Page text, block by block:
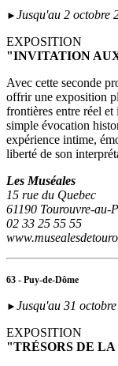
► Jusqu'au 2 octobre
EXPOSITION
"INVITATION
Avec cette seconde
offrir une exposition
frontières entre réel
simple évocation
expérience intime,
liberté de son
Les Muséales
15 rue du Quebec
61190 Tourouvre-au-
02 33 25 55 55
63 - Puy-de-Dôme
► Jusqu'au 31 octobre
EXPOSITION
"TRÉSORS DE